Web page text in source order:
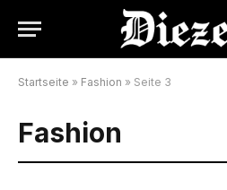
Startseite » Fashion » Seite 3
Fashion